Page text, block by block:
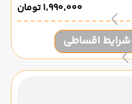
۱٬۹۹۰٬۰۰۰ تومان
شرایط اقساطی